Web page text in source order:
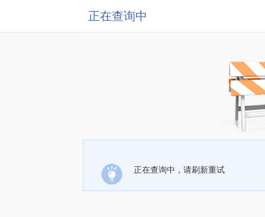
正在查询中
正在查询中，请刷新重试